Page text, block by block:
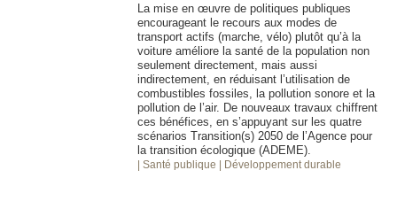
La mise en œuvre de politiques publiques
encourageant le recours aux modes de
transport actifs (marche, vélo) plutôt qu’à la
voiture améliore la santé de la population non
seulement directement, mais aussi
indirectement, en réduisant l’utilisation de
combustibles fossiles, la pollution sonore et la
pollution de l’air. De nouveaux travaux chiffrent
ces bénéfices, en s’appuyant sur les quatre
scénarios Transition(s) 2050 de l’Agence pour
la transition écologique (ADEME).
| Santé publique | Développement durable